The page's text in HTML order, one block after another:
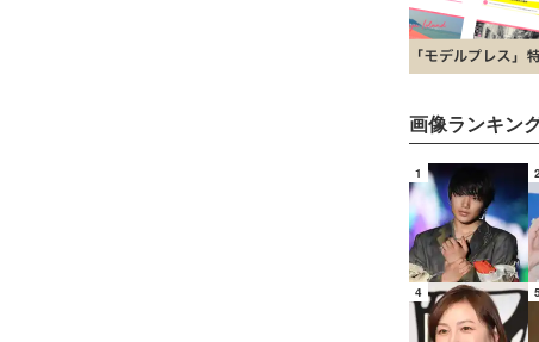
画像ランキン
1 2
4 5